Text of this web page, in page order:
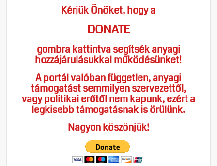
Kérjük Önöket, hogy a
DONATE
gombra kattintva segítsék anyagi
hozzájárulásukkal működésünket!
A portál valóban független, anyagi
támogatást semmilyen szervezettől,
vagy politikai erőtől nem kapunk, ezért a
legkisebb támogatásnak is örülünk.
Nagyon köszönjük!